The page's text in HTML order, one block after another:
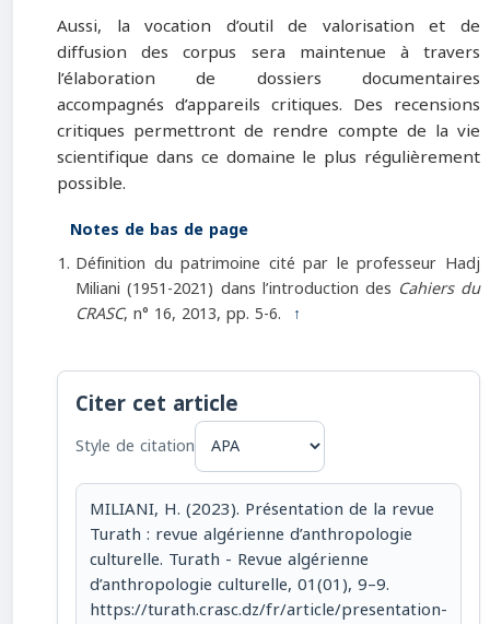
Aussi, la vocation d’outil de valorisation et de
diffusion des corpus sera maintenue à travers
l’élaboration de dossiers documentaires
accompagnés d’appareils critiques. Des recensions
critiques permettront de rendre compte de la vie
scientifique dans ce domaine le plus régulièrement
possible.
Notes de bas de page
Définition du patrimoine cité par le professeur Hadj
Miliani (1951-2021) dans l’introduction des Cahiers du
CRASC, n° 16, 2013, pp. 5-6. ↑
Citer cet article
Style de citation
MILIANI, H. (2023). Présentation de la revue
Turath : revue algérienne d’anthropologie
culturelle. Turath - Revue algérienne
d’anthropologie culturelle, 01(01), 9–9.
https://turath.crasc.dz/fr/article/presentation-